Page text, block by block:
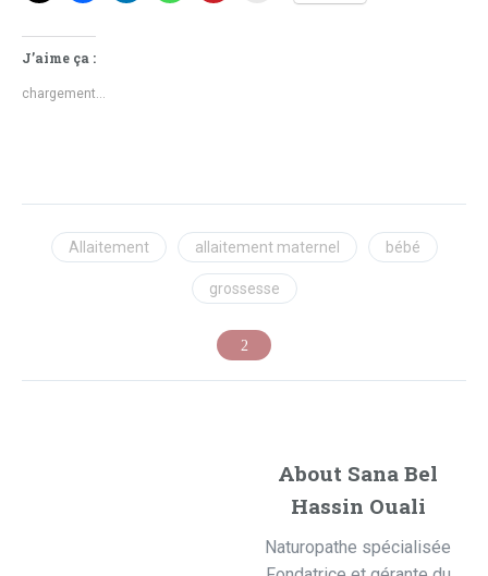
J’aime ça :
chargement…
Allaitement allaitement maternel bébé
grossesse
About Sana Bel
Hassin Ouali
Naturopathe spécialisée